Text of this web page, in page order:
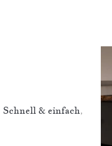
Schnell & einfach,